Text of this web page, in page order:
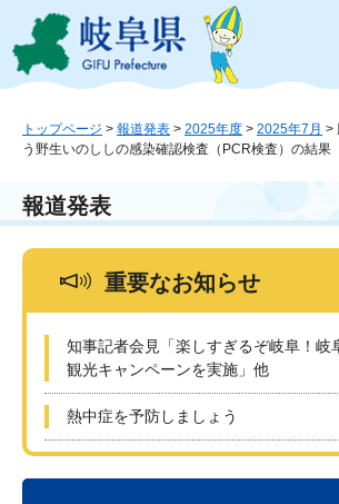
ジ
ュ
本
このページの本文へ
トップページ > 報道発表 > 2025年度 > 2025年7月 >
う野生いのししの感染確認検査（PCR検査）の結果
報道発表
重要なお知らせ
知事記者会見「楽しすぎるぞ岐阜！岐
観光キャンペーンを実施」他
熱中症を予防しましょう